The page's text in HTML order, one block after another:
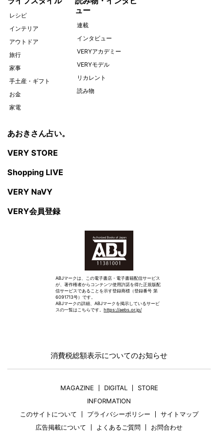
ライフスタイル
レシピ
インテリア
アウトドア
旅行
家事
手土産・ギフト
お金
読み物・インタビ
ュー
連載
インタビュー
VERYアカデミー
VERYモデル
リカレント
ABJマークは、この電子書店・電子書籍配信サービス
が、著作権者からコンテンツ使用許諾を得た正規版配
信サービスであることを示す登録商標（登録番号 第
6091713号）です。
ABJマークの詳細、ABJマークを掲示しているサービ
MAGAZINE DIGITAL
INFORMATION
このサイトについて
プライバシーポリシー サイトマップ